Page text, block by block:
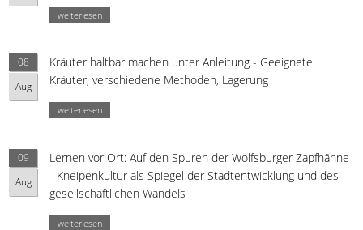
weiterlesen
08
Aug
Kräuter haltbar machen unter Anleitung - Geeignete
Kräuter, verschiedene Methoden, Lagerung
weiterlesen
09
Aug
Lernen vor Ort: Auf den Spuren der Wolfsburger Zapfhähne
- Kneipenkultur als Spiegel der Stadtentwicklung und des
gesellschaftlichen Wandels
weiterlesen